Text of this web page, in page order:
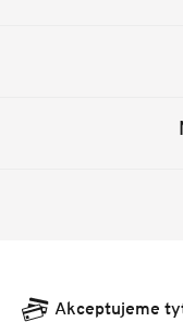
Akceptujeme